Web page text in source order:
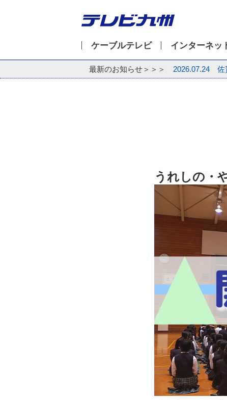
ケーブルテレビ インターネッ
最新のお知らせ＞＞＞ 2026.07.24 佐
うれしの・